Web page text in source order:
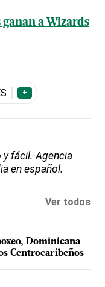
a Wizards
+
y fácil. Agencia
en español.
Ver todos
Dominicana
Centrocaribeños